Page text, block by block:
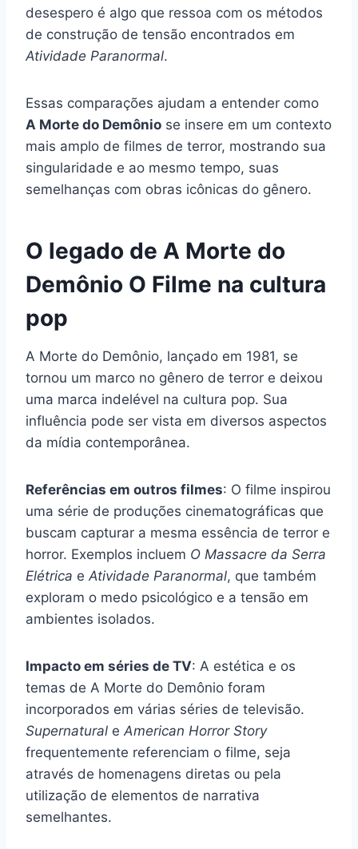
desespero é algo que ressoa com os métodos
de construção de tensão encontrados em
Atividade Paranormal.
Essas comparações ajudam a entender como
A Morte do Demônio se insere em um contexto
mais amplo de filmes de terror, mostrando sua
singularidade e ao mesmo tempo, suas
semelhanças com obras icônicas do gênero.
O legado de A Morte do
Demônio O Filme na cultura
pop
A Morte do Demônio, lançado em 1981, se
tornou um marco no gênero de terror e deixou
uma marca indelével na cultura pop. Sua
influência pode ser vista em diversos aspectos
da mídia contemporânea.
Referências em outros filmes: O filme inspirou
uma série de produções cinematográficas que
buscam capturar a mesma essência de terror e
horror. Exemplos incluem O Massacre da Serra
Elétrica e Atividade Paranormal, que também
exploram o medo psicológico e a tensão em
ambientes isolados.
Impacto em séries de TV: A estética e os
temas de A Morte do Demônio foram
incorporados em várias séries de televisão.
Supernatural e American Horror Story
frequentemente referenciam o filme, seja
através de homenagens diretas ou pela
utilização de elementos de narrativa
semelhantes.